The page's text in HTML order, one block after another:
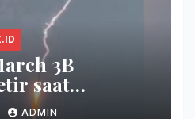
3B
saat
Tetap Berhasil
ADMIN